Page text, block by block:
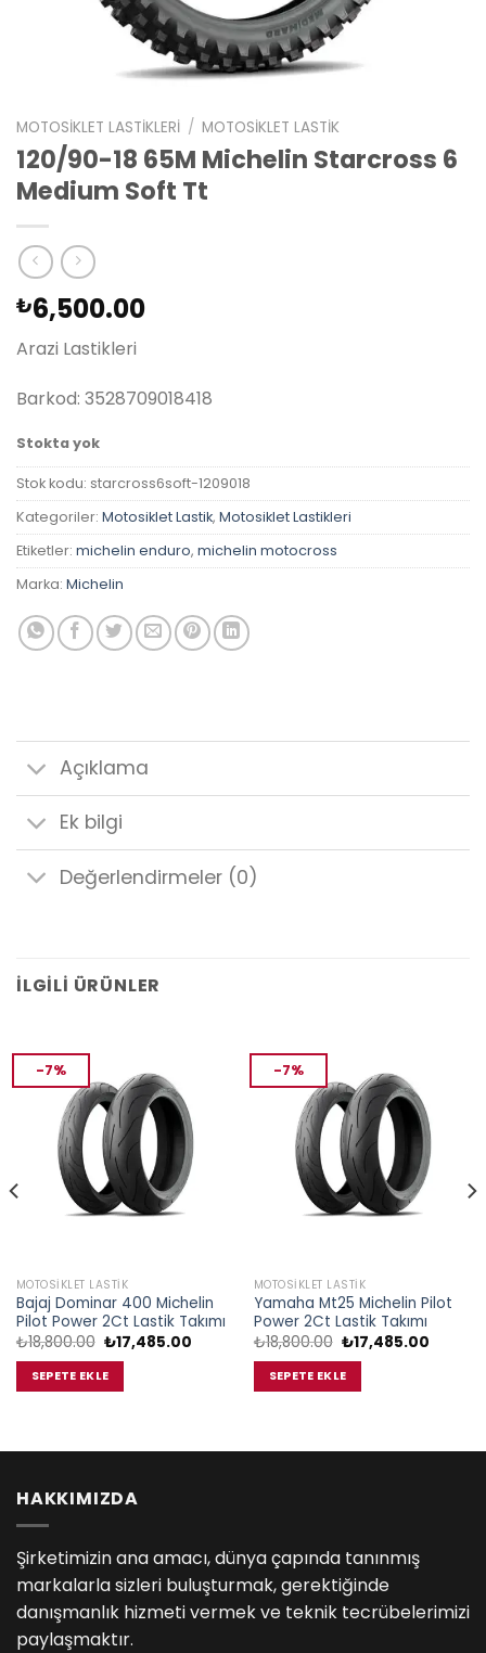
MOTOSIKLET LASTIKLERI / MOTOSIKLET LASTIK
120/90-18 65M Michelin Starcross 6
Medium Soft Tt
₺6,500.00
Arazi Lastikleri
Barkod: 3528709018418
Stokta yok
Stok kodu: starcross6soft-1209018
Kategoriler: Motosiklet Lastik, Motosiklet Lastikleri
Etiketler: michelin enduro, michelin motocross
Marka: Michelin
Açıklama
Ek bilgi
Değerlendirmeler (0)
İLGILI ÜRÜNLER
-7%
MOTOSIKLET LASTIK
Bajaj Dominar 400 Michelin
Pilot Power 2Ct Lastik Takımı
₺18,800.00 Orijinal
fiyat:
₺18,800.00.
₺17,485.00Şu
₺17,485.00.
SEPETE EKLE
-7%
MOTOSIKLET LASTIK
Yamaha Mt25 Michelin Pilot
Power 2Ct Lastik Takımı
₺18,800.00 Orijinal
fiyat:
₺18,800.00.
₺17,485.00Şu
SEPETE EKLE
HAKKIMIZDA
Şirketimizin ana amacı, dünya çapında tanınmış
markalarla sizleri buluşturmak, gerektiğinde
danışmanlık hizmeti vermek ve teknik tecrübelerimizi
paylaşmaktır.